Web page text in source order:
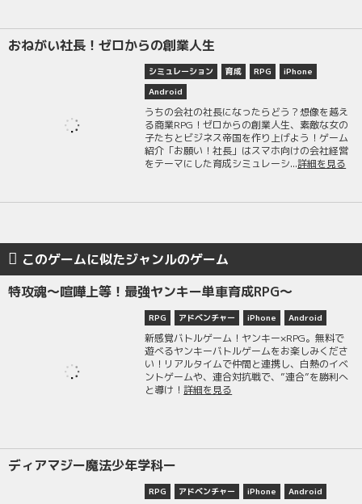
おねがい社長！ゼロからの創業人生
シミュレーション 育成 RPG
iPhone
Android
うちの会社の社長になったらどう？想像を越え
る商業RPG！ゼロからの創業人生、素敵な女の
子たちとビジネス帝国を作り上げよう！ゲーム
紹介「お願い！社長」はスマホ向けの会社経営
をテーマにした育成シミュレーシ...詳細を見る
このゲームに似たジャンルのゲーム
特攻魂～喧嘩上等！最強ヤンキー単車育成RPG～
RPG アドベンチャー iPhone Android
新感覚バトルゲーム！ヤンキー×RPG。無料で
遊べるヤンキーバトルゲームをお楽しみくださ
い！リアルタイムで仲間と連携し、白熱のイベ
ントゲームや、連合対抗戦で、”連合”を勝利へ
と導け！詳細を見る
ディアマジー魔法少年学科ー
RPG アドベンチャー iPhone Android